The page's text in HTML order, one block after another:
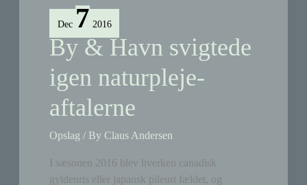
nord-
Tippen
Dec 7 2016
By & Havn svigtede
igen naturpleje-
aftalerne
Opslag / ByClaus Andersen
I sæsonen 2016 blev hverken canadisk
gyldenris eller japansk pileurt fældet, og